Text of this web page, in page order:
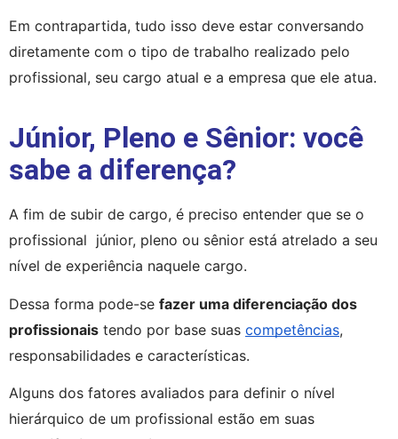
Em contrapartida, tudo isso deve estar conversando
diretamente com o tipo de trabalho realizado pelo
profissional, seu cargo atual e a empresa que ele atua.
Júnior, Pleno e Sênior: você
sabe a diferença?
A fim de subir de cargo, é preciso entender que se o
profissional  júnior, pleno ou sênior está atrelado a seu
nível de experiência naquele cargo.
Dessa forma pode-se fazer uma diferenciação dos
profissionais tendo por base suas competências,
responsabilidades e características.
Alguns dos fatores avaliados para definir o nível